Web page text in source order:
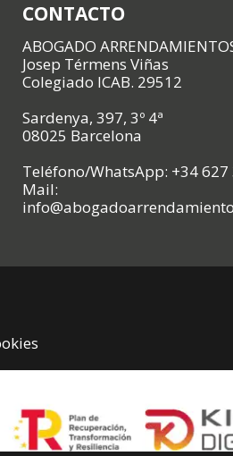
CONTACTO
ABOGADO
Josep Térmens Viñas
Colegiado ICAB. 29512
Sardenya, 397, 3º 4ª
08025 Barcelona
Teléfono/WhatsApp: +34 627
Mail: